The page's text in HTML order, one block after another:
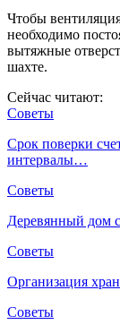
Чтобы
необходимо
вытяжные
шахте.
Сейчас читают:
Советы
Срок поверки
интервалы…
Советы
Деревянный дом
Советы
Организация
Советы